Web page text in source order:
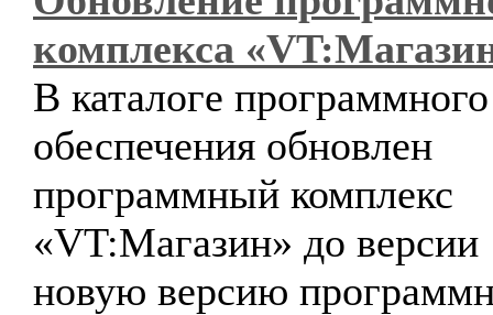
комплекса
В каталоге программного
обеспечения обновлен
программный комплекс
«VT:Магазин» до
новую версию